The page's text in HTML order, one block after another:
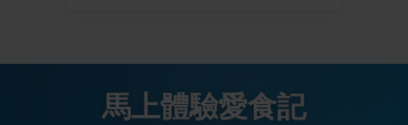
馬上體驗愛食記